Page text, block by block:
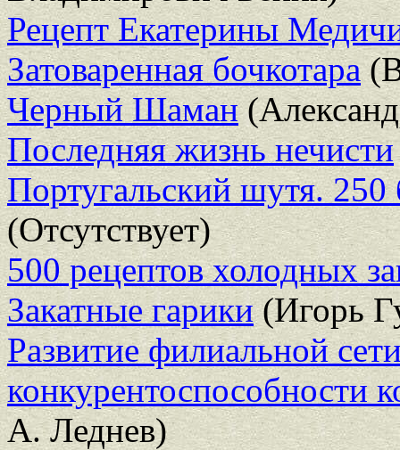
Рецепт Екатерины
Затоваренная бочкотара
Черный Шаман
Последняя жизнь нечисти
Португальский шутя. 250
(Отсутствует)
500 рецептов холодных
Закатные гарики(Игорь
Развитие филиальной
конкурентоспособности
А. Леднев)